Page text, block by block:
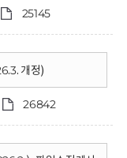
25145
개정)
26842